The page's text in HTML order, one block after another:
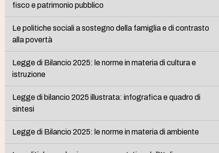
fisco e patrimonio pubblico
Le politiche sociali a sostegno della famiglia e di contrasto
alla povertà
Legge di Bilancio 2025: le norme in materia di cultura e
istruzione
Legge di bilancio 2025 illustrata: infografica e quadro di
sintesi
Legge di Bilancio 2025: le norme in materia di ambiente